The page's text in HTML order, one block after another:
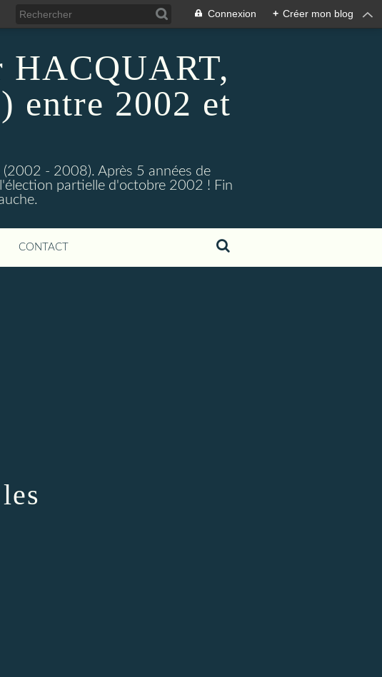
Connexion + Créer mon blog
entre 2002 et
(2002 - 2008). Après 5 années de
partielle d'octobre 2002 ! Fin
CONTACT